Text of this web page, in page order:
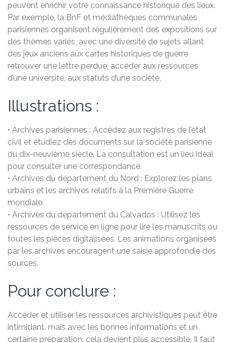
peuvent enrichir votre connaissance historique des lieux.
Par exemple, la BnF et médiathèques communales
parisiennes organisent régulièrement des expositions sur
des thèmes variés, avec une diversité de sujets allant
des jeux anciens aux cartes historiques de guerre
retrouver une lettre perdue, accéder aux ressources
d’une université, aux statuts d’une société.
Illustrations :
• Archives parisiennes : Accédez aux registres de l’état
civil et étudiez des documents sur la société parisienne
du dix-neuvième siècle. La consultation est un lieu idéal
pour consulter une correspondance.
• Archives du département du Nord : Explorez les plans
urbains et les archives relatifs à la Première Guerre
mondiale.
• Archives du département du Calvados : Utilisez les
ressources de service en ligne pour lire les manuscrits ou
toutes les pièces digitalisées. Les animations organisées
par les archives encouragent une saisie approfondie des
sources.
Pour conclure :
Accéder et utiliser les ressources archivistiques peut être
intimidant, mais avec les bonnes informations et un
certaine préparation, cela devient plus accessible. Il faut